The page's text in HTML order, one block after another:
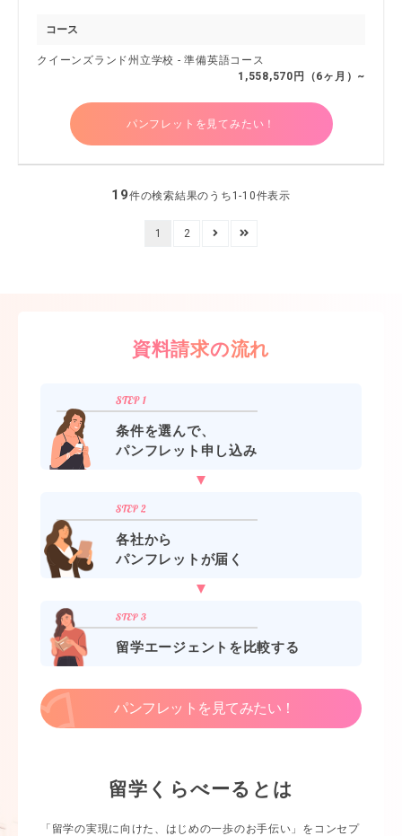
コース
クイーンズランド州立学校 - 準備英語コース
1,558,570円（6ヶ月）~
パンフレットを見てみたい！
19件の検索結果のうち1-10件表示
1 2
資料請求の流れ
条件を選んで、
パンフレット申し込み
各社から
パンフレットが届く
留学エージェントを比較する
パンフレットを見てみたい！
留学くらべーるとは
「留学の実現に向けた、はじめの一歩のお手伝い」をコンセプ